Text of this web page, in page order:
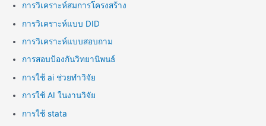
การวิเคราะห์สมการโครงสร้าง
การวิเคราะห์แบบ DID
การวิเคราะห์แบบสอบถาม
การสอบป้องกันวิทยานิพนธ์
การใช้ ai ช่วยทำวิจัย
การใช้ AI ในงานวิจัย
การใช้ stata